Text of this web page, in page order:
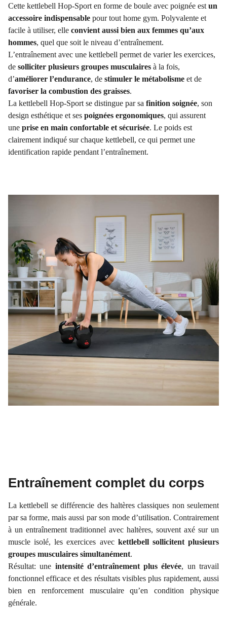
Cette kettlebell Hop-Sport en forme de boule avec poignée est un
accessoire indispensable pour tout home gym. Polyvalente et
facile à utiliser, elle convient aussi bien aux femmes qu’aux
hommes, quel que soit le niveau d’entraînement.
L’entraînement avec une kettlebell permet de varier les exercices,
de solliciter plusieurs groupes musculaires à la fois,
d’améliorer l’endurance, de stimuler le métabolisme et de
favoriser la combustion des graisses.
La kettlebell Hop-Sport se distingue par sa finition soignée, son
design esthétique et ses poignées ergonomiques, qui assurent
une prise en main confortable et sécurisée. Le poids est
clairement indiqué sur chaque kettlebell, ce qui permet une
identification rapide pendant l’entraînement.
Entraînement complet du corps
La kettlebell se différencie des haltères classiques non seulement
par sa forme, mais aussi par son mode d’utilisation. Contrairement
à un entraînement traditionnel avec haltères, souvent axé sur un
muscle isolé, les exercices avec kettlebell sollicitent plusieurs
groupes musculaires simultanément.
Résultat: une intensité d’entraînement plus élevée, un travail
fonctionnel efficace et des résultats visibles plus rapidement, aussi
bien en renforcement musculaire qu’en condition physique
générale.